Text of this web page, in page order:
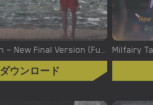
Moving down – New Final Version (Full Game) [MironY]
ダウンロード